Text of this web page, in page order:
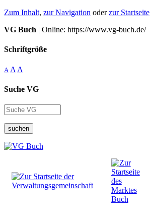
Zum Inhalt, zur Navigation oderzur Startseite
VG Buch | Online: https://www.vg-buch.de/
Schriftgröße
A A A
Suche VG
suchen